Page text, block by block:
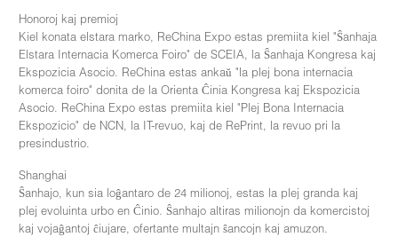
Honoroj kaj premioj
Kiel konata elstara marko, ReChina Expo estas premiita kiel "Ŝanhaja
Elstara Internacia Komerca Foiro" de SCEIA, la Ŝanhaja Kongresa kaj
Ekspozicia Asocio. ReChina estas ankaŭ "la plej bona internacia
komerca foiro" donita de la Orienta Ĉinia Kongresa kaj Ekspozicia
Asocio. ReChina Expo estas premiita kiel "Plej Bona Internacia
Ekspozicio" de NCN, la IT-revuo, kaj de RePrint, la revuo pri la
presindustrio.
Shanghai
Ŝanhajo, kun sia loĝantaro de 24 milionoj, estas la plej granda kaj
plej evoluinta urbo en Ĉinio. Ŝanhajo altiras milionojn da komercistoj
kaj vojaĝantoj ĉiujare, ofertante multajn ŝancojn kaj amuzon.